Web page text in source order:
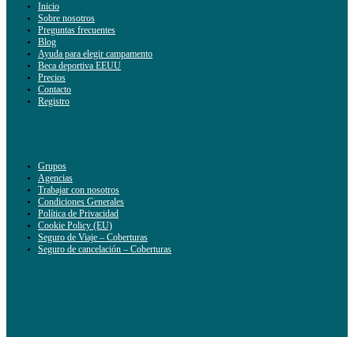
Inicio
Sobre nosotros
Preguntas frecuentes
Blog
Ayuda para elegir campamento
Beca deportiva EEUU
Precios
Contacto
Registro
Grupos
Agencias
Trabajar con nosotros
Condiciones Generales
Política de Privacidad
Cookie Policy (EU)
Seguro de Viaje – Coberturas
Seguro de cancelación – Coberturas